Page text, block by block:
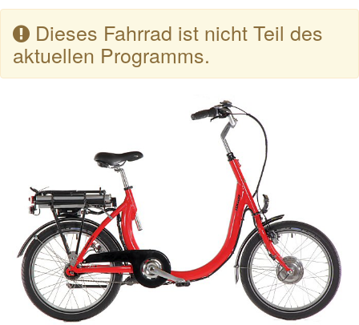
Dieses Fahrrad ist nicht Teil des
aktuellen Programms.